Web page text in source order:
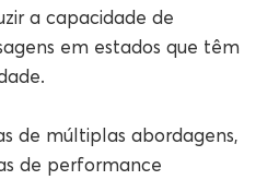
a capacidade de
em estados que têm
de múltiplas abordagens,
de performance